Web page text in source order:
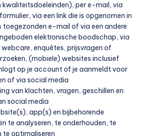
kwaliteitsdoeleinden), per e-mail, via
via een link die is opgenomen in
toegezonden e-mail of via een andere
elektronische boodschap, via
enquêtes, prijsvragen of
(mobiele) websites inclusief
op je account of je aanmeldt voor
of via social media
van klachten, vragen, geschillen en
social media
app(s) en bijbehorende
te analyseren, te onderhouden, te
te optimaliseren